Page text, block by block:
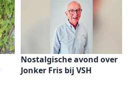
Nostalgische avond over
Jonker Fris bij VSH